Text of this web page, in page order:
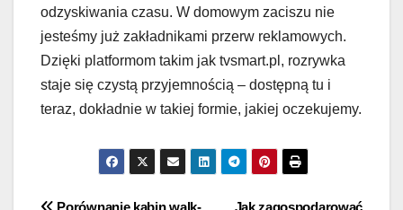
odzyskiwania czasu. W domowym zaciszu nie
jesteśmy już zakładnikami przerw reklamowych.
Dzięki platformom takim jak tvsmart.pl, rozrywka
staje się czystą przyjemnością – dostępną tu i
teraz, dokładnie w takiej formie, jakiej oczekujemy.